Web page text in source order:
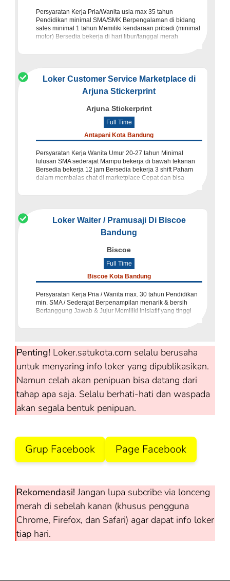
Persyaratan Kerja Pria/Wanita usia max 35 tahun
Pendidikan minimal SMA/SMK Berpengalaman di bidang
sales minimal 1 tahun Memiliki kendaraan pribadi (minimal
motor) Bersedia bekerja di hari libur/tanggal merah
Loker Customer Service Marketplace di
Arjuna Stickerprint
Arjuna Stickerprint
Full Time
Antapani Kota Bandung
Persyaratan Kerja Wanita Umur 20-27 tahun Minimal
lulusan SMA sederajat Mampu bekerja di bawah tekanan
Bersedia bekerja 12 jam Bersedia bekerja 3 shift Paham
dalam membalas chat di marketplace Cepat dan bisa
Loker Waiter / Pramusaji Di Biscoe
Bandung
Biscoe
Full Time
Biscoe Kota Bandung
Persyaratan Kerja Pria / Wanita max. 30 tahun Pendidikan
min. SMA / Sederajat Berpenampilan menarik & bersih
Bertanggung Jawab & Jujur Memiliki inisiatif yang tinggi
Penting! Loker.satukota.com selalu berusaha
untuk menyaring info loker yang dipublikasikan.
Namun celah akan penipuan bisa datang dari
tahap apa saja. Selalu berhati-hati dan waspada
akan segala bentuk penipuan.
Grup Facebook Page Facebook
Rekomendasi! Jangan lupa subcribe via lonceng
merah di sebelah kanan (khusus pengguna
Chrome, Firefox, dan Safari) agar dapat info loker
tiap hari.